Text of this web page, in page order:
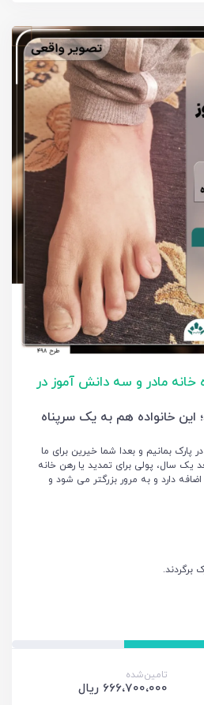
خانه مادر و سه دانش آموز در
این خانواده هم به یک سرپناه
بمانیم و بعدا شما خیرین برای ما
یک سال، پولی برای تمدید یا رهن خانه
دارد و به مرور بزرگتر می شود و
برگردند.
تامین‌شده
666،700،000 ریال